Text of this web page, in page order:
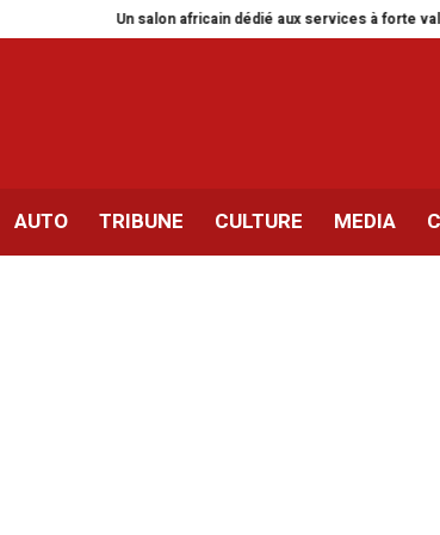
Un salon africain dédié aux services à forte valeur ajoutée
AUTO TRIBUNE CULTURE MEDIA